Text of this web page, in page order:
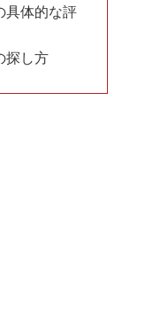
具体的な評
探し方